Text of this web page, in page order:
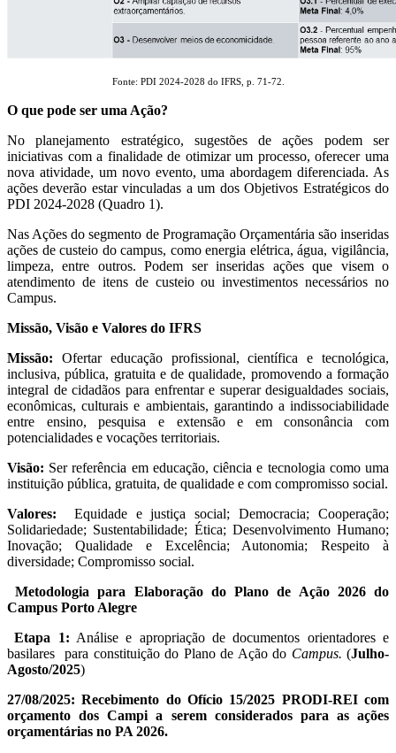
Fonte: PDI 2024-2028 do IFRS, p. 71-72.
O que pode ser uma Ação?
No planejamento estratégico, sugestões de ações podem ser
iniciativas com a finalidade de otimizar um processo, oferecer uma
nova atividade, um novo evento, uma abordagem diferenciada. As
ações deverão estar vinculadas a um dos Objetivos Estratégicos do
PDI 2024-2028 (Quadro 1).
Nas Ações do segmento de Programação Orçamentária são inseridas
ações de custeio do campus, como energia elétrica, água, vigilância,
limpeza, entre outros. Podem ser inseridas ações que visem o
atendimento de itens de custeio ou investimentos necessários no
Campus.
Missão, Visão e Valores do IFRS
Missão: Ofertar educação profissional, científica e tecnológica,
inclusiva, pública, gratuita e de qualidade, promovendo a formação
integral de cidadãos para enfrentar e superar desigualdades sociais,
econômicas, culturais e ambientais, garantindo a indissociabilidade
entre ensino, pesquisa e extensão e em consonância com
potencialidades e vocações territoriais.
Visão: Ser referência em educação, ciência e tecnologia como uma
instituição pública, gratuita, de qualidade e com compromisso social.
Valores:
Equidade e justiça social; Democracia; Cooperação;
Solidariedade; Sustentabilidade; Ética; Desenvolvimento Humano;
Inovação; Qualidade e Excelência; Autonomia; Respeito à
diversidade; Compromisso social.
Metodologia para Elaboração do Plano de Ação 2026 do
Campus Porto Alegre
Etapa 1: Análise e apropriação de documentos orientadores e
basilares para constituição do Plano de Ação do Campus. (Julho-
Agosto/2025)
27/08/2025: Recebimento do Ofício 15/2025 PRODI-REI com
orçamento dos Campi a serem considerados para as ações
orçamentárias no PA 2026.